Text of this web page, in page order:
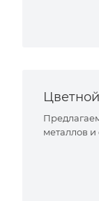
металлов